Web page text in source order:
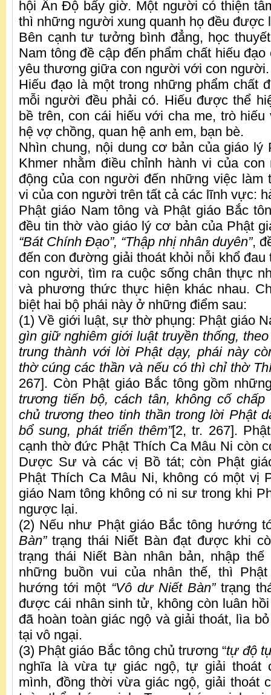
hội Ấn Độ bấy giờ. Một người có thiện
thì những người xung quanh họ đều được
Bên cạnh tư tưởng bình đẳng, học
Nam tông đề cập đến phẩm chất hiếu
yêu thương giữa con người với con người.
Hiếu đạo là một trong những phẩm chất
mỗi người đều phải có. Hiếu được thể
bề trên, con cái hiếu với cha me, trò hiếu
hệ vợ chồng, quan hệ anh em, bạn bè.
Nhìn chung, nội dung cơ bản của giáo lý
Khmer nhằm điều chỉnh hành vi của
động của con người đến những việc làm
vi của con người trên tất cả các lĩnh vực:
Phật giáo Nam tông và Phật giáo Bắc
đều tin thờ vào giáo lý cơ bản của Phật
“Bát Chính Đạo”, “Thập nhị nhân duyên”,
đến con đường giải thoát khỏi nỗi khổ đau
con người, tìm ra cuộc sống chân thực
và phương thức thực hiện khác nhau.
biệt hai bộ phái này ở những điểm sau:
(1) Về giới luật, sự thờ phụng: Phật giáo
gìn giữ nghiêm giới luật truyền thống,
trung thành với lời Phật dạy, phái này
thờ cúng các thần và nếu có thì chỉ thờ
267]. Còn Phật giáo Bắc tông gồm
trương tiến bộ, cách tân, không cố
chủ trương theo tinh thần trong lời Phật
bổ sung, phát triển thêm”[2, tr. 267].
cạnh thờ đức Phật Thích Ca Mâu Ni còn
Dược Sư và các vị Bồ tát; còn Phật
Phật Thích Ca Mâu Ni, không có một vị
giáo Nam tông không có ni sư trong khi
ngược lại.
(2) Nếu như Phật giáo Bắc tông hướng
Bàn”trạng thái Niết Bàn đạt được khi
trạng thái Niết Bàn nhân bản, nhập
những buồn vui của nhân thế, thì
hướng tới một “Vô dư Niết Bàn”trạng
được cái nhân sinh tử, không còn luân
đã hoàn toàn giác ngộ và giải thoát, lìa
tại vô ngại.
(3) Phật giáo Bắc tông chủ trương “tự độ
nghĩa là vừa tự giác ngộ, tự giải thoát
mình, đồng thời vừa giác ngộ, giải thoát